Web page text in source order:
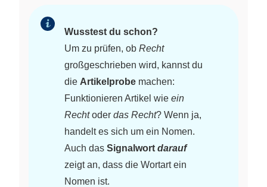
Wusstest du schon?
Um zu prüfen, ob Recht
großgeschrieben wird, kannst du
die Artikelprobe machen:
Funktionieren Artikel wie ein
Rechtoder das Recht? Wenn ja,
handelt es sich um ein Nomen.
Auch das Signalwort darauf
zeigt an, dass die Wortart ein
Nomen ist.